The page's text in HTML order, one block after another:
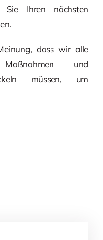
Ihren nächsten
dass wir alle
Maßnahmen und
müssen, um